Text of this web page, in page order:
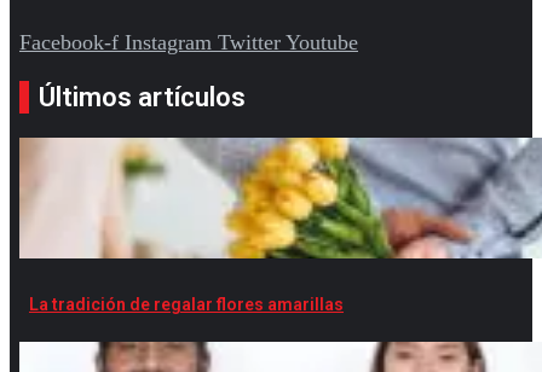
Facebook-f Instagram Twitter Youtube
Últimos artículos
La tradición de regalar flores amarillas